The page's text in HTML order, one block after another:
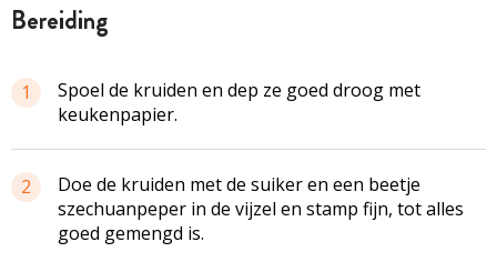
bereiding
1
Spoel de kruiden en dep ze goed droog met
keukenpapier.
2
Doe de kruiden met de suiker en een beetje
szechuanpeper in de vijzel en stamp fijn, tot alles
goed gemengd is.